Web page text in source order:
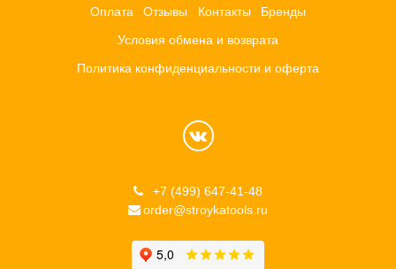
Оплата Отзывы Контакты Бренды
Условия обмена и возврата
Политика конфиденциальности и оферта
+7 (499) 647-41-48
order@stroykatools.ru